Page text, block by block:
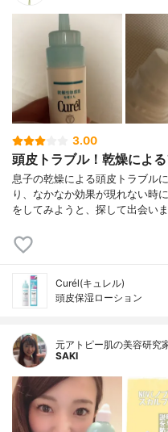
3.00
頭皮トラブル！乾燥によ
息子の乾燥による頭皮トラブル
り、なかなか効果が現れない時
をしてみようと、探して出会い
Curél(キュレル)
頭皮保湿ローション
元アトピー肌の美容研究
SAKI